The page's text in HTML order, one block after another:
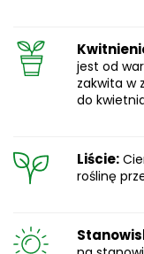
jest od
zakwita w
do
Liście:
roślinę